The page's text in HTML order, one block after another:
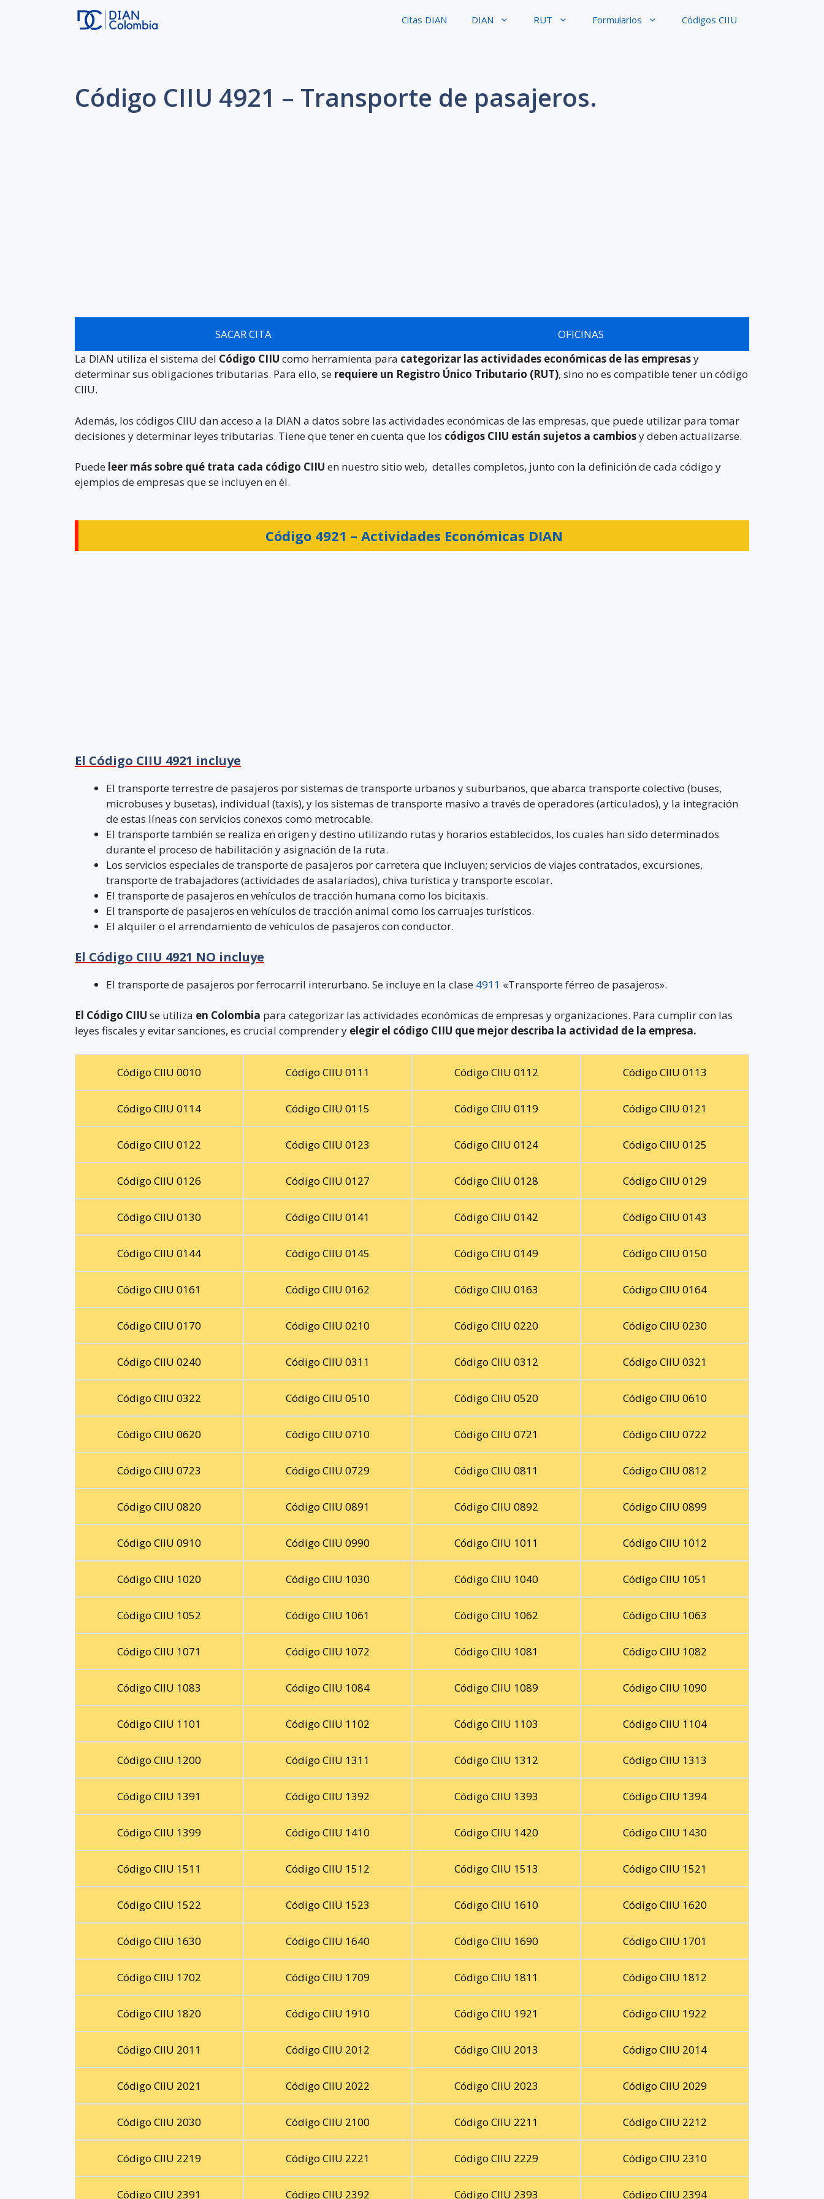
Citas DIAN DIAN RUT Formularios Códigos CIIU
Código CIIU 4921 – Transporte de pasajeros.
SACAR CITA
OFICINAS
La DIAN utiliza el sistema del Código CIIU como herramienta para categorizar las actividades económicas de las empresasy
determinar sus obligaciones tributarias. Para ello, se requiere un Registro Único Tributario (RUT), sino no es compatible tener un código
CIIU.
Además, los códigos CIIU dan acceso a la DIAN a datos sobre las actividades económicas de las empresas, que puede utilizar para tomar
decisiones y determinar leyes tributarias. Tiene que tener en cuenta que los códigos CIIU están sujetos a cambiosy deben actualizarse.
Puede leer más sobre qué trata cada código CIIU en nuestro sitio web, detalles completos, junto con la definición de cada código y
ejemplos de empresas que se incluyen en él.
Código 4921 – Actividades Económicas DIAN
El Código CIIU 4921 incluye
El transporte terrestre de pasajeros por sistemas de transporte urbanos y suburbanos, que abarca transporte colectivo (buses,
microbuses y busetas), individual (taxis), y los sistemas de transporte masivo a través de operadores (articulados), y la integración
de estas líneas con servicios conexos como metrocable.
El transporte también se realiza en origen y destino utilizando rutas y horarios establecidos, los cuales han sido determinados
durante el proceso de habilitación y asignación de la ruta.
Los servicios especiales de transporte de pasajeros por carretera que incluyen; servicios de viajes contratados, excursiones,
transporte de trabajadores (actividades de asalariados), chiva turística y transporte escolar.
El transporte de pasajeros en vehículos de tracción humana como los bicitaxis.
El transporte de pasajeros en vehículos de tracción animal como los carruajes turísticos.
El alquiler o el arrendamiento de vehículos de pasajeros con conductor.
El Código CIIU 4921 NO incluye
El transporte de pasajeros por ferrocarril interurbano. Se incluye en la clase 4911 «Transporte férreo de pasajeros».
El Código CIIU se utiliza en Colombia para categorizar las actividades económicas de empresas y organizaciones. Para cumplir con las
leyes fiscales y evitar sanciones, es crucial comprender y elegir el código CIIU que mejor describa la actividad de la empresa.
Código CIIU 0010 Código CIIU 0111 Código CIIU 0112 Código CIIU 0113
Código CIIU 0114 Código CIIU 0115 Código CIIU 0119 Código CIIU 0121
Código CIIU 0122 Código CIIU 0123 Código CIIU 0124 Código CIIU 0125
Código CIIU 0126 Código CIIU 0127 Código CIIU 0128 Código CIIU 0129
Código CIIU 0130 Código CIIU 0141 Código CIIU 0142 Código CIIU 0143
Código CIIU 0144 Código CIIU 0145 Código CIIU 0149 Código CIIU 0150
Código CIIU 0161 Código CIIU 0162 Código CIIU 0163 Código CIIU 0164
Código CIIU 0170 Código CIIU 0210 Código CIIU 0220 Código CIIU 0230
Código CIIU 0240 Código CIIU 0311 Código CIIU 0312 Código CIIU 0321
Código CIIU 0322 Código CIIU 0510 Código CIIU 0520 Código CIIU 0610
Código CIIU 0620 Código CIIU 0710 Código CIIU 0721 Código CIIU 0722
Código CIIU 0723 Código CIIU 0729 Código CIIU 0811 Código CIIU 0812
Código CIIU 0820 Código CIIU 0891 Código CIIU 0892 Código CIIU 0899
Código CIIU 0910 Código CIIU 0990 Código CIIU 1011 Código CIIU 1012
Código CIIU 1020 Código CIIU 1030 Código CIIU 1040 Código CIIU 1051
Código CIIU 1052 Código CIIU 1061 Código CIIU 1062 Código CIIU 1063
Código CIIU 1071 Código CIIU 1072 Código CIIU 1081 Código CIIU 1082
Código CIIU 1083 Código CIIU 1084 Código CIIU 1089 Código CIIU 1090
Código CIIU 1101 Código CIIU 1102 Código CIIU 1103 Código CIIU 1104
Código CIIU 1200 Código CIIU 1311 Código CIIU 1312 Código CIIU 1313
Código CIIU 1391 Código CIIU 1392 Código CIIU 1393 Código CIIU 1394
Código CIIU 1399 Código CIIU 1410 Código CIIU 1420 Código CIIU 1430
Código CIIU 1511 Código CIIU 1512 Código CIIU 1513 Código CIIU 1521
Código CIIU 1522 Código CIIU 1523 Código CIIU 1610 Código CIIU 1620
Código CIIU 1630 Código CIIU 1640 Código CIIU 1690 Código CIIU 1701
Código CIIU 1702 Código CIIU 1709 Código CIIU 1811 Código CIIU 1812
Código CIIU 1820 Código CIIU 1910 Código CIIU 1921 Código CIIU 1922
Código CIIU 2011 Código CIIU 2012 Código CIIU 2013 Código CIIU 2014
Código CIIU 2021 Código CIIU 2022 Código CIIU 2023 Código CIIU 2029
Código CIIU 2030 Código CIIU 2100 Código CIIU 2211 Código CIIU 2212
Código CIIU 2219 Código CIIU 2221 Código CIIU 2229 Código CIIU 2310
Código CIIU 2391 Código CIIU 2392 Código CIIU 2393 Código CIIU 2394